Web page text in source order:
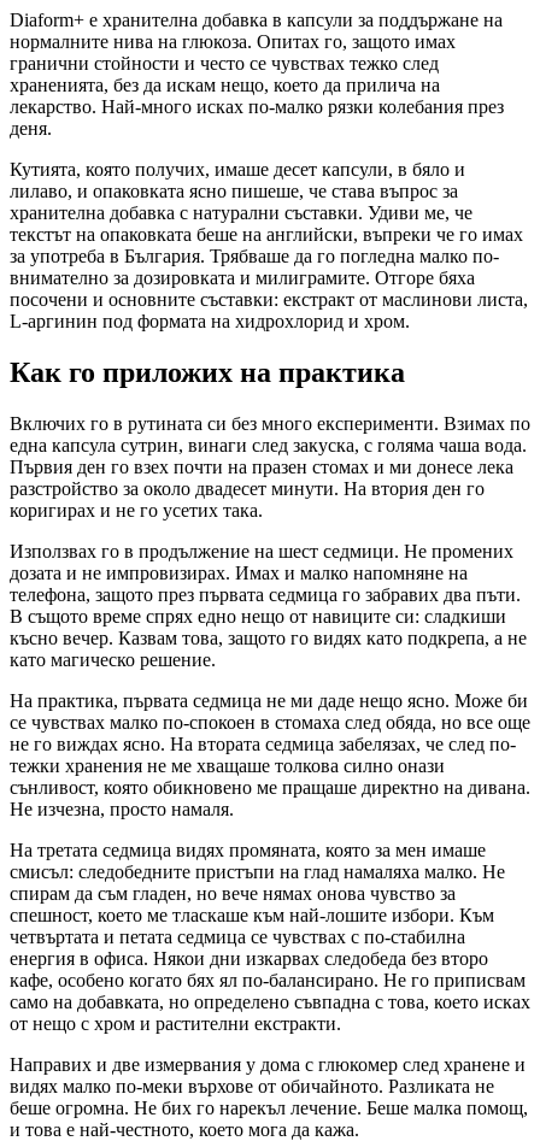
Diaform+ е хранителна добавка в капсули за поддържане на
нормалните нива на глюкоза. Опитах го, защото имах
гранични стойности и често се чувствах тежко след
храненията, без да искам нещо, което да прилича на
лекарство. Най-много исках по-малко рязки колебания през
деня.
Кутията, която получих, имаше десет капсули, в бяло и
лилаво, и опаковката ясно пишеше, че става въпрос за
хранителна добавка с натурални съставки. Удиви ме, че
текстът на опаковката беше на английски, въпреки че го имах
за употреба в България. Трябваше да го погледна малко по-
внимателно за дозировката и милиграмите. Отгоре бяха
посочени и основните съставки: екстракт от маслинови листа,
L-аргинин под формата на хидрохлорид и хром.
Как го приложих на практика
Включих го в рутината си без много експерименти. Взимах по
една капсула сутрин, винаги след закуска, с голяма чаша вода.
Първия ден го взех почти на празен стомах и ми донесе лека
разстройство за около двадесет минути. На втория ден го
коригирах и не го усетих така.
Използвах го в продължение на шест седмици. Не промених
дозата и не импровизирах. Имах и малко напомняне на
телефона, защото през първата седмица го забравих два пъти.
В същото време спрях едно нещо от навиците си: сладкиши
късно вечер. Казвам това, защото го видях като подкрепа, а не
като магическо решение.
На практика, първата седмица не ми даде нещо ясно. Може би
се чувствах малко по-спокоен в стомаха след обяда, но все още
не го виждах ясно. На втората седмица забелязах, че след по-
тежки хранения не ме хващаше толкова силно онази
сънливост, която обикновено ме пращаше директно на дивана.
Не изчезна, просто намаля.
На третата седмица видях промяната, която за мен имаше
смисъл: следобедните пристъпи на глад намаляха малко. Не
спирам да съм гладен, но вече нямах онова чувство за
спешност, което ме тласкаше към най-лошите избори. Към
четвъртата и петата седмица се чувствах с по-стабилна
енергия в офиса. Някои дни изкарвах следобеда без второ
кафе, особено когато бях ял по-балансирано. Не го приписвам
само на добавката, но определено съвпадна с това, което исках
от нещо с хром и растителни екстракти.
Направих и две измервания у дома с глюкомер след хранене и
видях малко по-меки върхове от обичайното. Разликата не
беше огромна. Не бих го нарекъл лечение. Беше малка помощ,
и това е най-честното, което мога да кажа.